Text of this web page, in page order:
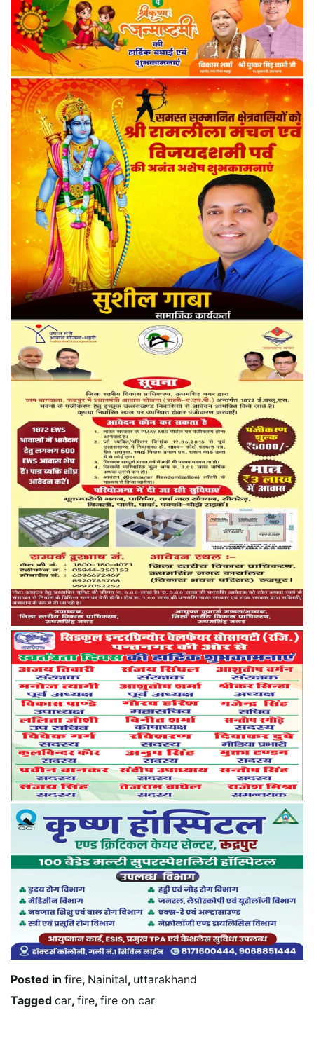
Posted in fire, Nainital, uttarakhand
Tagged car, fire, fire on car